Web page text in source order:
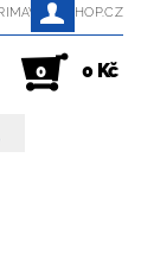
0 0 Kč